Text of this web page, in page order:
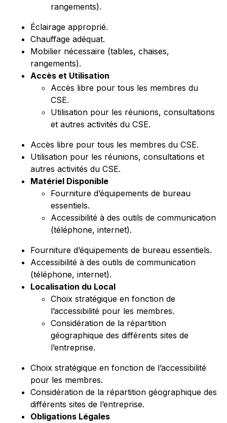
rangements).
Éclairage approprié.
Chauffage adéquat.
Mobilier nécessaire (tables, chaises,
rangements).
Accès et Utilisation
Accès libre pour tous les membres du
CSE.
Utilisation pour les réunions, consultations
et autres activités du CSE.
Accès libre pour tous les membres du CSE.
Utilisation pour les réunions, consultations et
autres activités du CSE.
Matériel Disponible
Fourniture d’équipements de bureau
essentiels.
Accessibilité à des outils de communication
(téléphone, internet).
Fourniture d’équipements de bureau essentiels.
Accessibilité à des outils de communication
(téléphone, internet).
Localisation du Local
Choix stratégique en fonction de
l’accessibilité pour les membres.
Considération de la répartition
géographique des différents sites de
l’entreprise.
Choix stratégique en fonction de l’accessibilité
pour les membres.
Considération de la répartition géographique des
différents sites de l’entreprise.
Obligations Légales